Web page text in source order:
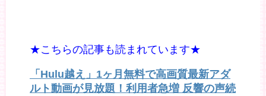
★こちらの記事も読まれています★
「Hulu越え」1ヶ月無料で高画質最新アダ
ルト動画が見放題！利用者急増 反響の声続